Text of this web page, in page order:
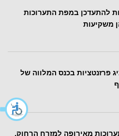
ישיר. זכיינות
נכים,נגישות, אנשים עם מוגבלות
להתעדכן במפת התערוכות
משקיעות
פרזנטציות בכנס המלווה של
מאירופה למזרח הרחוק,